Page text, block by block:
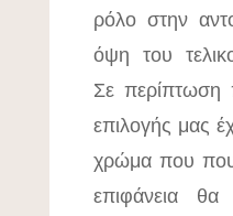
ρόλο στην
όψη του
Σε περίπτωση
επιλογής μας
χρώμα που
επιφάνεια θα